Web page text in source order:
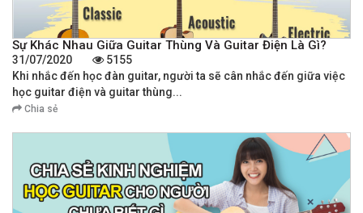
Sự Khác Nhau Giữa Guitar Thùng Và Guitar Điện Là Gì?
31/07/2020
5155
Khi nhắc đến học đàn guitar, người ta sẽ cân nhắc đến giữa việc
học guitar điện và guitar thùng...
Chia sẻ